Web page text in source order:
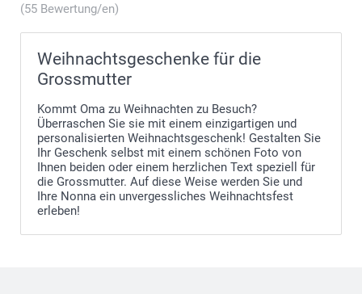
(55 Bewertung/en)
Weihnachtsgeschenke für die
Grossmutter
Kommt Oma zu Weihnachten zu Besuch?
Überraschen Sie sie mit einem einzigartigen und
personalisierten Weihnachtsgeschenk! Gestalten Sie
Ihr Geschenk selbst mit einem schönen Foto von
Ihnen beiden oder einem herzlichen Text speziell für
die Grossmutter. Auf diese Weise werden Sie und
Ihre Nonna ein unvergessliches Weihnachtsfest
erleben!